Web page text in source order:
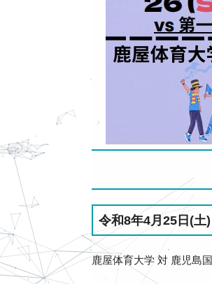
令和8年4月25日(土)
鹿屋体育大学 対 鹿児